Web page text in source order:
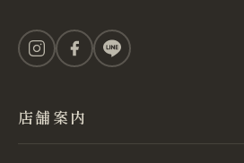
店舗案内